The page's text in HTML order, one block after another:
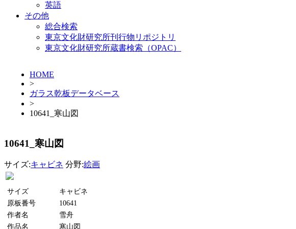
英語
その他
総合検索
東京文化財研究所刊行物リポジトリ
東京文化財研究所蔵書検索（OPAC）
HOME
>
ガラス乾板データベース
>
10641_寒山図
10641_寒山図
サイズ:キャビネ 分野:絵画
サイズ
キャビネ
原板番号
10641
作者名
雪舟
作品名
寒山図